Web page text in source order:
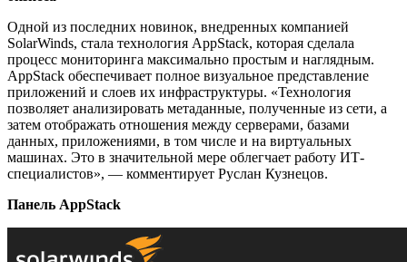
Одной из последних новинок, внедренных компанией
SolarWinds, стала технология AppStack, которая сделала
процесс мониторинга максимально простым и наглядным.
AppStack обеспечивает полное визуальное представление
приложений и слоев их инфраструктуры. «Технология
позволяет анализировать метаданные, полученные из сети, а
затем отображать отношения между серверами, базами
данных, приложениями, в том числе и на виртуальных
машинах. Это в значительной мере облегчает работу ИТ-
специалистов», — комментирует Руслан Кузнецов.
Панель AppStack